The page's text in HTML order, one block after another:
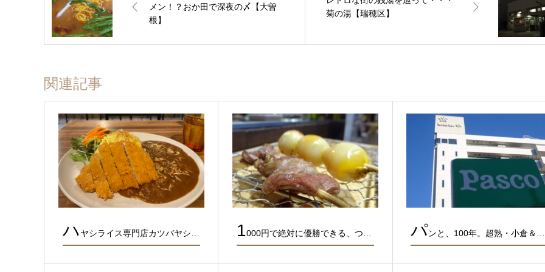
メン！？おか田で深夜の〆【大曽
根】
菊の湯【瑞穂区】
関連記事
ハヤシライス専門店カツバヤシ… 1000円で絶対に優勝できる、つ… パンと、100年。超熟・小倉＆…